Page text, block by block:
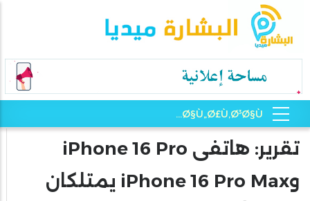
تقرير: هاتفى iPhone 16 Pro
وiPhone 16 Pro Max يمتلكان